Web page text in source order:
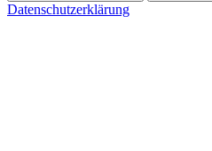
Datenschutzerklärung